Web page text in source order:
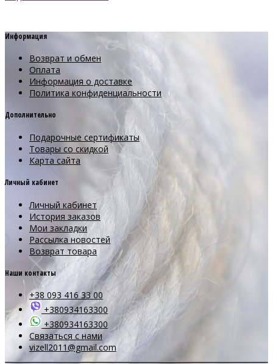
Информация
Возврат и обмен
Оплата
Информация о доставке
Политика конфиденциальности
Дополнительно
Подарочные сертификаты
Товары со скидкой
Карта сайта
Личный кабинет
Личный кабинет
История заказов
Мои закладки
Рассылка новостей
Возврат товара
Наши контакты
+38 093 416 33 00
+380934163300
+380934163300
Связаться с нами
vizell2011@gmail.com